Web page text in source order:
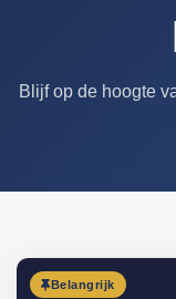
Blijf op de hoogte
Belangrijk